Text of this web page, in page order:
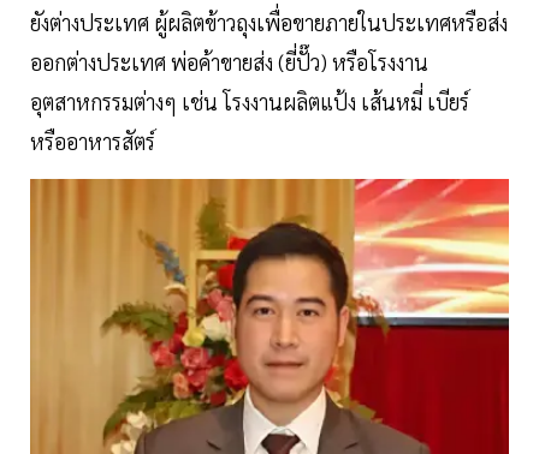
ยังต่างประเทศ ผู้ผลิตข้าวถุงเพื่อขายภายในประเทศหรือส่ง
ออกต่างประเทศ พ่อค้าขายส่ง (ยี่ปั๊ว) หรือโรงงาน
อุตสาหกรรมต่างๆ เช่น โรงงานผลิตแป้ง เส้นหมี่ เบียร์
หรืออาหารสัตร์